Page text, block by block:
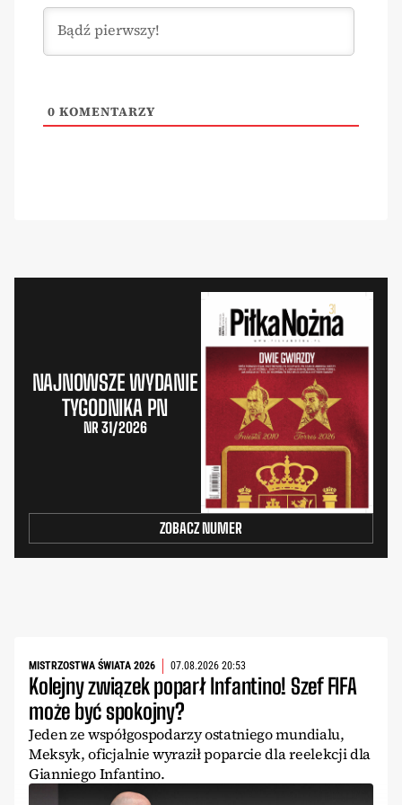
0 KOMENTARZY
NAJNOWSZE WYDANIE
TYGODNIKA PN
NR 31/2026
ZOBACZ NUMER
MISTRZOSTWA ŚWIATA 2026 07.08.2026 20:53
Kolejny związek poparł Infantino! Szef FIFA
może być spokojny?
Jeden ze współgospodarzy ostatniego mundialu,
Meksyk, oficjalnie wyraził poparcie dla reelekcji dla
Gianniego Infantino.